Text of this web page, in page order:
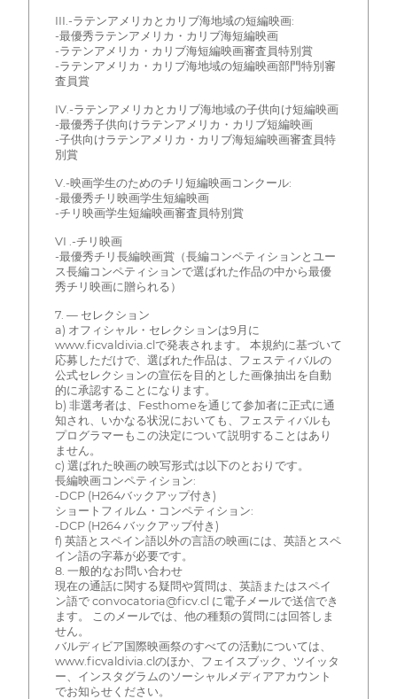
III.-ラテンアメリカとカリブ海地域の短編映画:
-最優秀ラテンアメリカ・カリブ海短編映画
-ラテンアメリカ・カリブ海短編映画審査員特別賞
-ラテンアメリカ・カリブ海地域の短編映画部門特別審
査員賞
IV.-ラテンアメリカとカリブ海地域の子供向け短編映画
-最優秀子供向けラテンアメリカ・カリブ短編映画
-子供向けラテンアメリカ・カリブ海短編映画審査員特
別賞
V.-映画学生のためのチリ短編映画コンクール:
-最優秀チリ映画学生短編映画
-チリ映画学生短編映画審査員特別賞
VI .-チリ映画
-最優秀チリ長編映画賞（長編コンペティションとユー
ス長編コンペティションで選ばれた作品の中から最優
秀チリ映画に贈られる）
7. — セレクション
a) オフィシャル・セレクションは9月に
www.ficvaldivia.clで発表されます。 本規約に基づいて
応募しただけで、選ばれた作品は、フェスティバルの
公式セレクションの宣伝を目的とした画像抽出を自動
的に承認することになります。
b) 非選考者は、Festhomeを通じて参加者に正式に通
知され、いかなる状況においても、フェスティバルも
プログラマーもこの決定について説明することはあり
ません。
c) 選ばれた映画の映写形式は以下のとおりです。
長編映画コンペティション:
-DCP (H264バックアップ付き)
ショートフィルム・コンペティション:
-DCP (H264 バックアップ付き)
f) 英語とスペイン語以外の言語の映画には、英語とスペ
イン語の字幕が必要です。
8. 一般的なお問い合わせ
現在の通話に関する疑問や質問は、英語またはスペイ
ン語で convocatoria@ficv.cl に電子メールで送信でき
ます。 このメールでは、他の種類の質問には回答しま
せん。
バルディビア国際映画祭のすべての活動については、
www.ficvaldivia.clのほか、フェイスブック、ツイッタ
ー、インスタグラムのソーシャルメディアアカウント
でお知らせください。